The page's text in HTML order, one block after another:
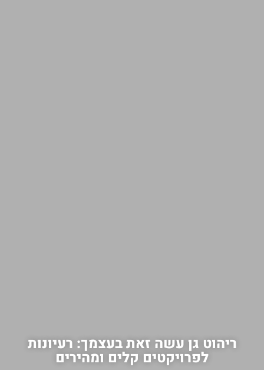
ריהוט גן עשה זאת בעצמך: רעיונות
לפרויקטים קלים ומהירים